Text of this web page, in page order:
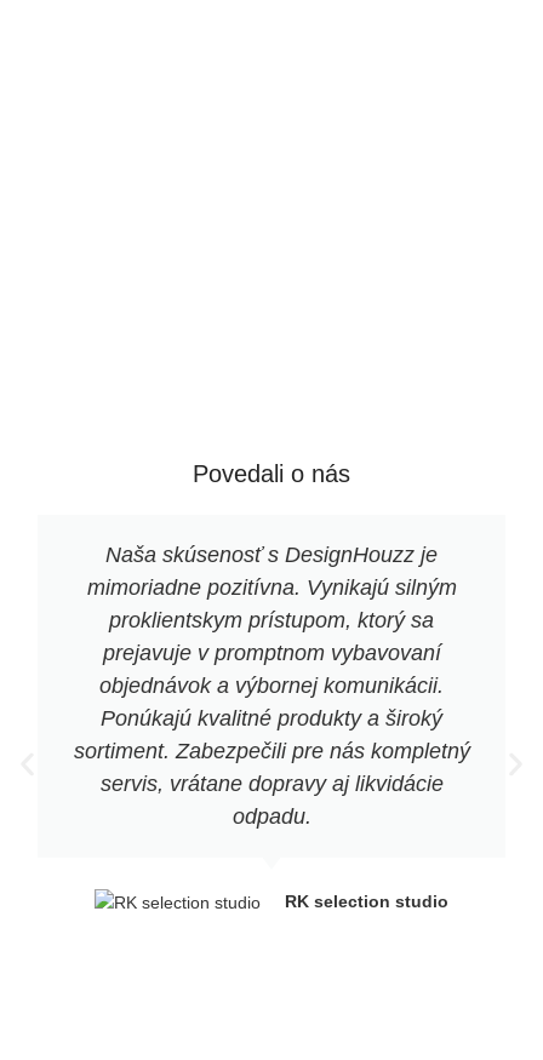
Povedali o nás
Naša skúsenosť s DesignHouzz je
mimoriadne pozitívna. Vynikajú silným
proklientskym prístupom, ktorý sa
prejavuje v promptnom vybavovaní
objednávok a výbornej komunikácii.
Ponúkajú kvalitné produkty a široký
sortiment. Zabezpečili pre nás kompletný
servis, vrátane dopravy aj likvidácie
odpadu.
RK selection studio